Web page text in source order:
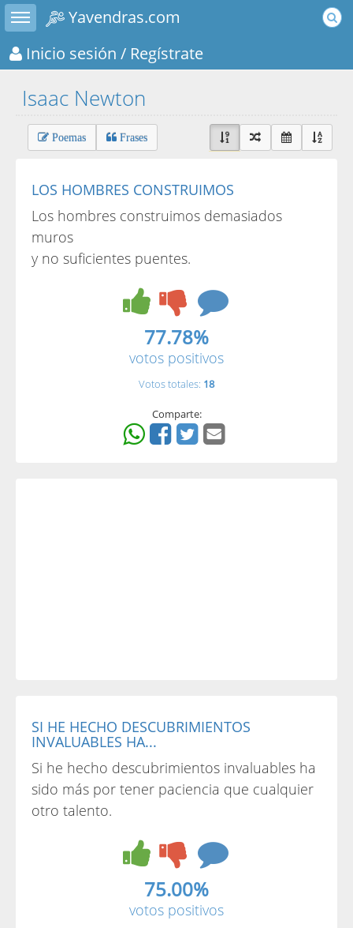
Toggle sidebar
Yavendras.com
Inicio sesión / Regístrate
Isaac Newton
Poemas Frases
LOS HOMBRES CONSTRUIMOS
Los hombres construimos demasiados
muros
y no suficientes puentes.
77.78%
votos positivos
Votos totales: 18
Comparte:
SI HE HECHO DESCUBRIMIENTOS
INVALUABLES HA...
Si he hecho descubrimientos invaluables ha
sido más por tener paciencia que cualquier
otro talento.
75.00%
votos positivos